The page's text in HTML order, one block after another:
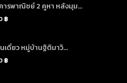
ารพาณิชย์ 2 คูหา หลังมุม...
฿
เดี่ยว หมู่บ้านฐิติมาวิ...
฿